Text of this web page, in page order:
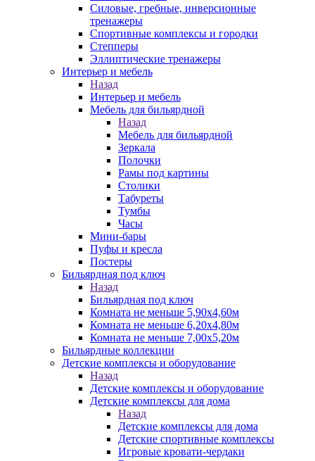
Силовые, гребные, инверсионные
тренажеры
Спортивные комплексы и городки
Степперы
Эллиптические тренажеры
Интерьер и мебель
Назад
Интерьер и мебель
Мебель для бильярдной
Назад
Мебель для бильярдной
Зеркала
Полочки
Рамы под картины
Столики
Табуреты
Тумбы
Часы
Мини-бары
Пуфы и кресла
Постеры
Бильярдная под ключ
Назад
Бильярдная под ключ
Комната не меньше 5,90х4,60м
Комната не меньше 6,20х4,80м
Комната не меньше 7,00х5,20м
Бильярдные коллекции
Детские комплексы и оборудование
Назад
Детские комплексы и оборудование
Детские комплексы для дома
Назад
Детские комплексы для дома
Детские спортивные комплексы
Игровые кровати-чердаки